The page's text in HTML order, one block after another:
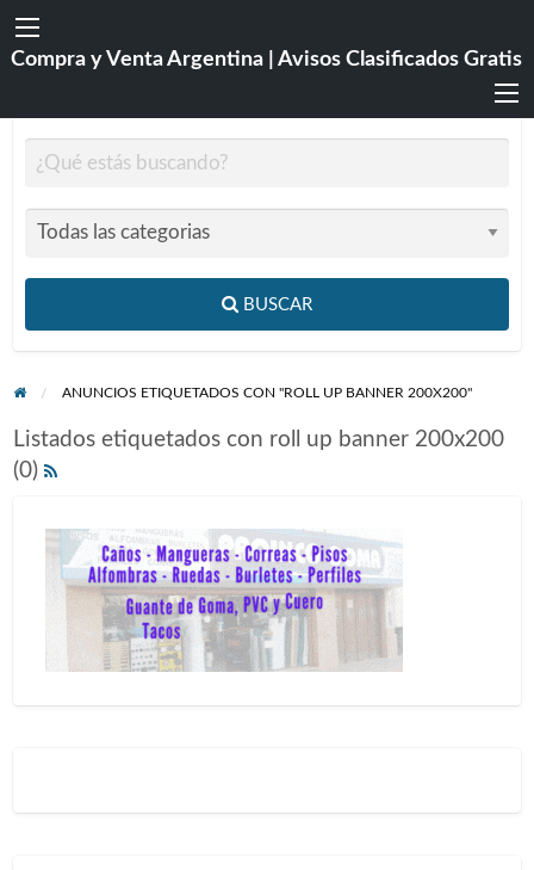
Compra y Venta Argentina | Avisos Clasificados Gratis
BUSCAR
ANUNCIOS ETIQUETADOS CON "ROLL UP BANNER 200X200"
Listados etiquetados con roll up banner 200x200
(0)